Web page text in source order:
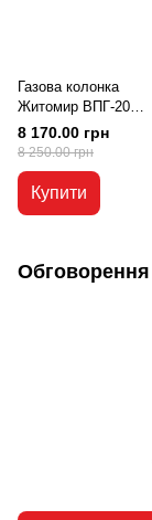
Газова колонка
Житомир ВПГ-20
дисплей
8 170.00 грн
8 250.00 грн
Купити
Обговорення